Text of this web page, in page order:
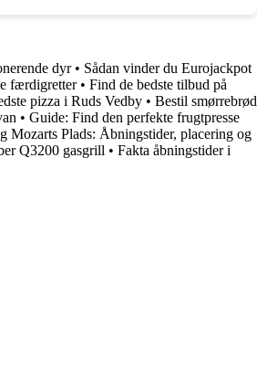
dyr• Sådan vinder du Eurojackpot
færdigretter• Find de bedste tilbud på
pizza i Ruds Vedby • Bestil smørrebrød
• Guide: Find den perfekte frugtpresse
Mozarts Plads: Åbningstider, placering og
Q3200 gasgrill • Fakta åbningstider i